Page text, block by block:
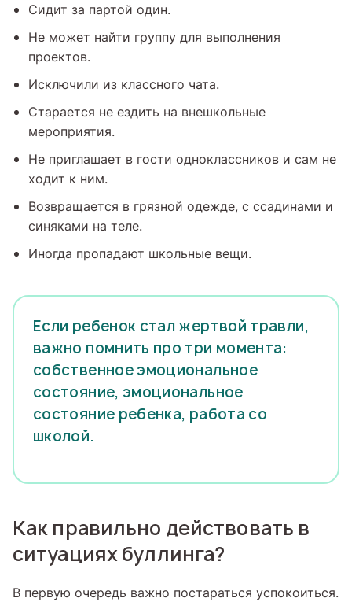
Сидит за партой один.
Не может найти группу для выполнения
проектов.
Исключили из классного чата.
Старается не ездить на внешкольные
мероприятия.
Не приглашает в гости одноклассников и сам не
ходит к ним.
Возвращается в грязной одежде, с ссадинами и
синяками на теле.
Иногда пропадают школьные вещи.
Если ребенок стал жертвой травли,
важно помнить про три момента:
собственное эмоциональное
состояние, эмоциональное
состояние ребенка, работа со
школой.
Как правильно действовать в
ситуациях буллинга?
В первую очередь важно постараться успокоиться.